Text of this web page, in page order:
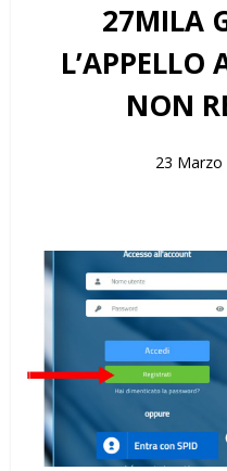
27MILA
L’APPELLO
NON
23